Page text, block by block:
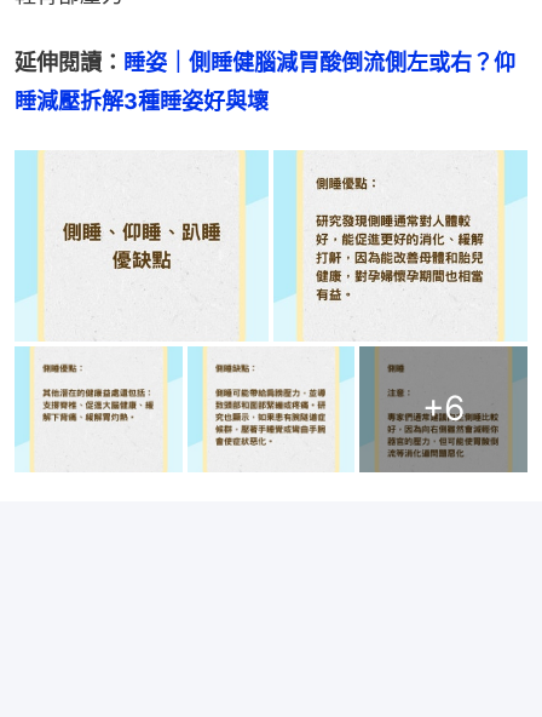
延伸閱讀： 睡姿｜側睡健腦減胃酸倒流側左或右？仰
睡減壓拆解3種睡姿好與壞
+6